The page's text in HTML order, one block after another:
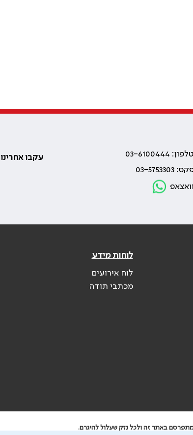
טלפון: 03-6100444
03-5753303
וואצאפ
עקבו אחרינו
לוחות מידע
לוח אירועים
מכתבי תודה
באתר זה ולכל נזק שעלול להיגרם.